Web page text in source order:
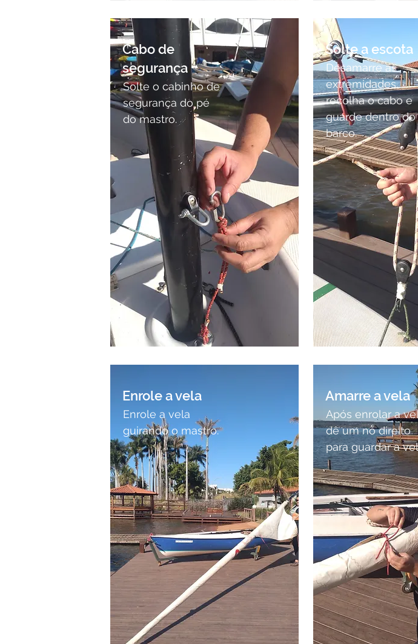
Cabo de
segurança
Solte o cabinho de
segurança do pé
do mastro.
Enrole a vela
Enrole a vela
guirando o mastro.
Solte a escota
Desamarre as
extremidades,
recolha o cabo e
guarde dentro do
barco.
Amarre a vela
Após enrolar a
dê um nó direito
para guardar a